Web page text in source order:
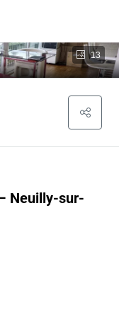
13
Neuilly-sur-